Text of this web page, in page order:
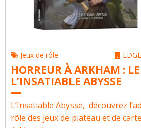
Jeux de rôle EDGE
HORREUR À ARKHAM :
L’INSATIABLE ABYSSE
L’Insatiable Abysse, découvrez
rôle des jeux de plateau et de